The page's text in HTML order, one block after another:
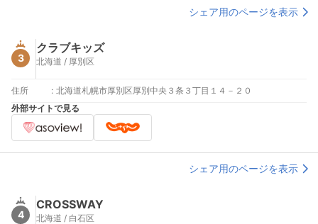
シェア用のページを表示
3
クラブキッズ
北海道 / 厚別区
住所 : 北海道札幌市厚別区厚別中央３条３丁目１４－２０
外部サイトで見る
シェア用のページを表示
4
CROSSWAY
北海道 / 白石区